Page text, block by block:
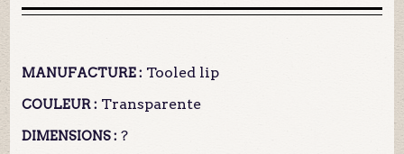
MANUFACTURE : Tooled lip
COULEUR : Transparente
DIMENSIONS : ?